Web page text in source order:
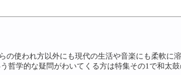
使われ方以外にも現代の生活や音楽にも柔軟に
学的な疑問がわいてくる方は特集その1で和太鼓